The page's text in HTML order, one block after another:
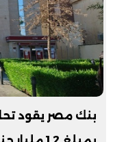
بنك مصر يقود